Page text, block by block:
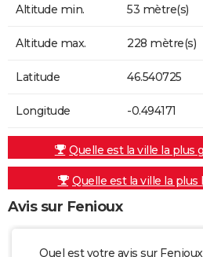
Altitude min. 53 mètre(s)
Altitude max. 228 mètre(s)
Latitude 46.540725
Longitude -0.494171
Quelle est la ville la plus
Quelle est la ville la plus
Avis sur Fenioux
Quel est votre avis sur